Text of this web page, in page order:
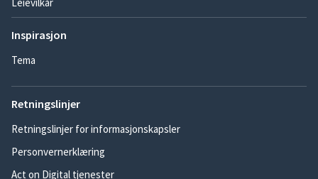
Inspirasjon
Tema
Retningslinjer
Retningslinjer for informasjonskapsler
Personvernerklæring
Act on Digital tjenester